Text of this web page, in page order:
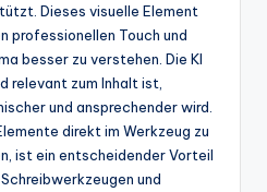
Dieses visuelle Element
professionellen Touch und
besser zu verstehen. Die KI
relevant zum Inhalt ist,
und ansprechender wird.
direkt im Werkzeug zu
ist ein entscheidender Vorteil
und